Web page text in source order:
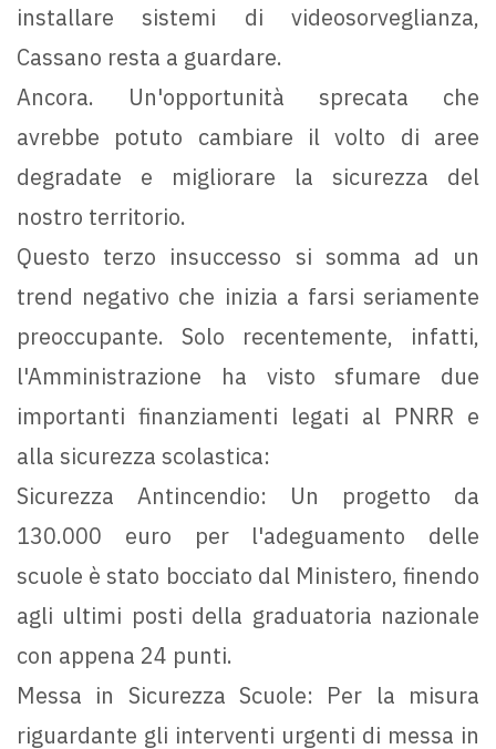
installare sistemi di videosorveglianza,
Cassano resta a guardare.
Ancora. Un'opportunità sprecata che
avrebbe potuto cambiare il volto di aree
degradate e migliorare la sicurezza del
nostro territorio.
Questo terzo insuccesso si somma ad un
trend negativo che inizia a farsi seriamente
preoccupante. Solo recentemente, infatti,
l'Amministrazione ha visto sfumare due
importanti finanziamenti legati al PNRR e
alla sicurezza scolastica:
Sicurezza Antincendio: Un progetto da
130.000 euro per l'adeguamento delle
scuole è stato bocciato dal Ministero, finendo
agli ultimi posti della graduatoria nazionale
con appena 24 punti.
Messa in Sicurezza Scuole: Per la misura
riguardante gli interventi urgenti di messa in